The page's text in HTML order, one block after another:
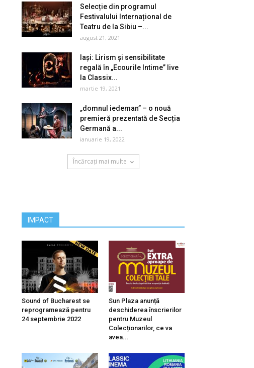
Selecție din programul
Festivalului Internațional de
Teatru de la Sibiu –...
august 21, 2021
Iași: Lirism și sensibilitate
regală în „Ecourile Intime” live
la Classix...
martie 19, 2021
„domnul iedeman” – o nouă
premieră prezentată de Secția
Germană a...
ianuarie 19, 2022
Încărcați mai multe
IMPACT
Sound of Bucharest se
reprogramează pentru
24 septembrie 2022
Sun Plaza anunță
deschiderea înscrierilor
pentru Muzeul
Colecționarilor, ce va
avea...